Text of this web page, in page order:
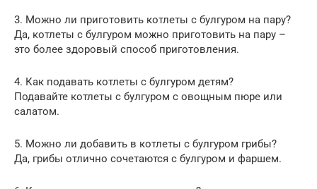
3. Можно ли приготовить котлеты с булгуром на пару?
Да, котлеты с булгуром можно приготовить на пару –
это более здоровый способ приготовления.
4. Как подавать котлеты с булгуром детям?
Подавайте котлеты с булгуром с овощным пюре или
салатом.
5. Можно ли добавить в котлеты с булгуром грибы?
Да, грибы отлично сочетаются с булгуром и фаршем.